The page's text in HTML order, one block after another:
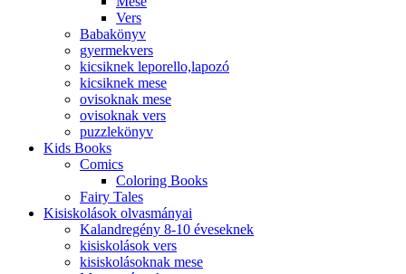
Vers
Babakönyv
gyermekvers
kicsiknek leporello,lapozó
kicsiknek mese
ovisoknak mese
ovisoknak vers
puzzlekönyv
Kids Books
Comics
Coloring Books
Fairy Tales
Kisiskolások olvasmányai
Kalandregény 8-10 éveseknek
kisiskolások vers
kisiskolásoknak mese